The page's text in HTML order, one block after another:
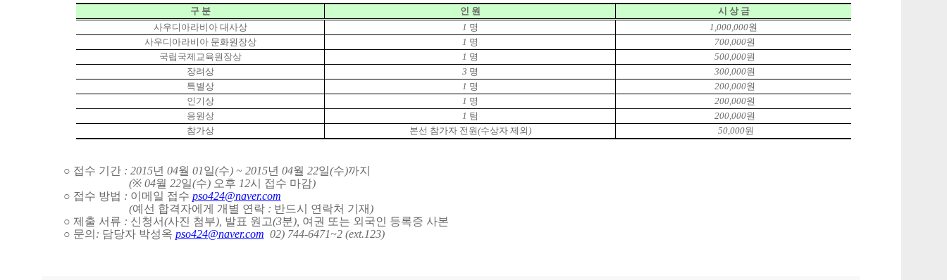
구 분 인 원
시 상 금
사우디아라비아 대사상
1 명 1,000,000원
사우디아라비아 문화원장상
1 명 700,000원
국립국제교육원장상
1 명 500,000원
장려상
3 명 300,000원
특별상
1 명 200,000원
인기상
1 명 200,000원
응원상
1 팀 200,000원
참가상
본선 참가자 전원(수상자 제외 ) 50,000원
○ 접수 기간: 2015년 04월 01일(수) ~ 2015년 04월 22일(수)까지
(※ 04월 22일(수) 오후 12시 접수 마감)
○ 접수 방법 : 이메일 접수 pso424@naver.com
(예선 합격자에게 개별 연락 : 반드시 연락처 기재 )
○ 제출 서류 : 신청서(사진 첨부), 발표 원고(3분), 여권 또는 외국인 등록증 사본
○ 문의 : 담당자 박성옥 pso424@naver.com 02) 744-6471~2 (ext.123)